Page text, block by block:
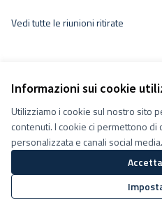
Informazioni sui cookie
Utilizziamo i cookie sul nostro sito
contenuti. I cookie ci permettono
personalizzata e canali social media.
Vedi tutte le riunioni ritirate
Termini e condizioni d''uso
Impostazioni Cookie
Decidiamo su Facebook
Decidiamo su YouTube
(Collegamento esterno)